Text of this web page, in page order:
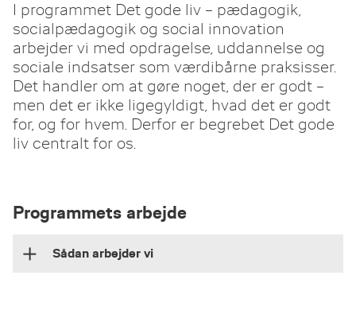
I programmet Det gode liv – pædagogik,
socialpædagogik og social innovation
arbejder vi med opdragelse, uddannelse og
sociale indsatser som værdibårne praksisser.
Det handler om at gøre noget, der er godt –
men det er ikke ligegyldigt, hvad det er godt
for, og for hvem. Derfor er begrebet Det gode
liv centralt for os.
Programmets arbejde
Sådan arbejder vi